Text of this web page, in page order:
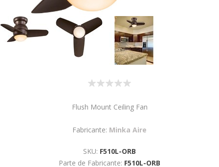
Flush Mount Ceiling Fan
Fabricante: Minka Aire
SKU: F510L-ORB
Parte de Fabricante: F510L-ORB